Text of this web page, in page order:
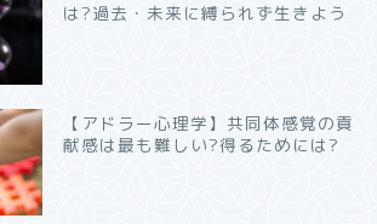
は?過去・未来に縛られず生きよう
【アドラー心理学】共同体感覚の貢
献感は最も難しい?得るためには?